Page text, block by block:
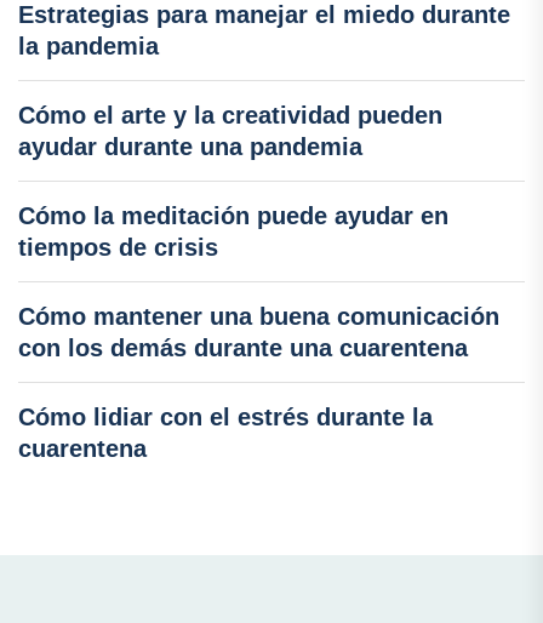
Estrategias para manejar el miedo durante
la pandemia
Cómo el arte y la creatividad pueden
ayudar durante una pandemia
Cómo la meditación puede ayudar en
tiempos de crisis
Cómo mantener una buena comunicación
con los demás durante una cuarentena
Cómo lidiar con el estrés durante la
cuarentena